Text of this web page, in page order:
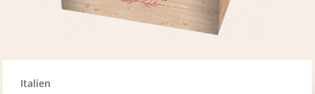
Italien